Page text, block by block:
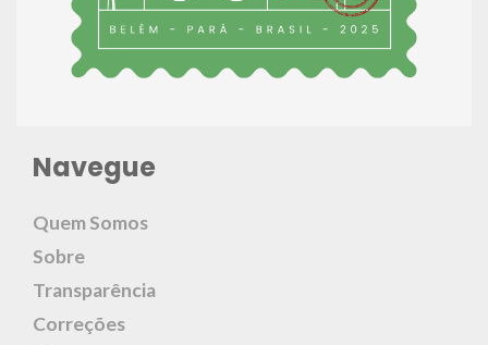
Navegue
Quem Somos
Sobre
Transparência
Correções